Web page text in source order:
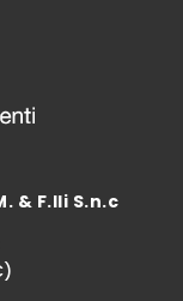
& F.lli S.n.c